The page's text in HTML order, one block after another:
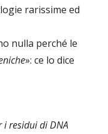
rarissime ed
nulla perché le
»: ce lo dice
residui di DNA